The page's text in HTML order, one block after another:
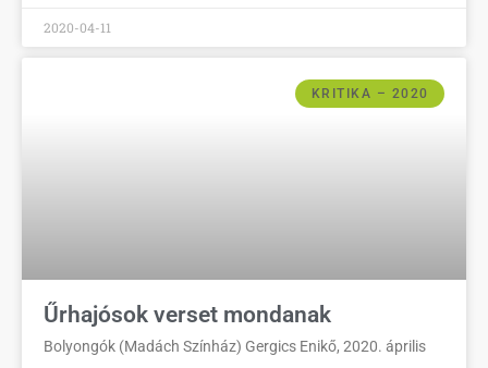
2020-04-11
KRITIKA – 2020
Űrhajósok verset mondanak
Bolyongók (Madách Színház) Gergics Enikő, 2020. április